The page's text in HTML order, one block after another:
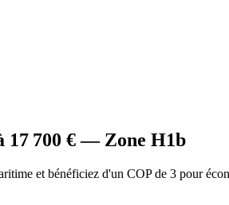
17 700 € — Zone H1b
et bénéficiez d'un COP de 3 pour